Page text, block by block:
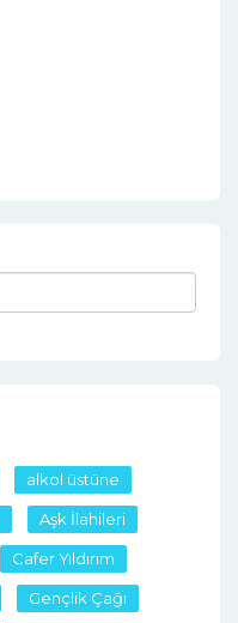
alkol üstüne
Aşk İlahileri
Cafer Yıldırım
Gençlik Çağı